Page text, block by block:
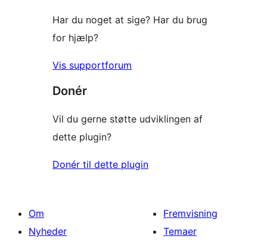
Har du noget at sige? Har du brug
for hjælp?
Vis supportforum
Donér
Vil du gerne støtte udviklingen af
dette plugin?
Donér til dette plugin
Om
Nyheder
Fremvisning
Temaer